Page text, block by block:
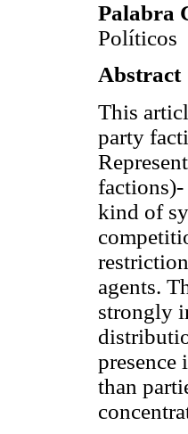
Palabra
Políticos
Abstract
This
party
factions)-
kind of
agents.
strongly
presence
than